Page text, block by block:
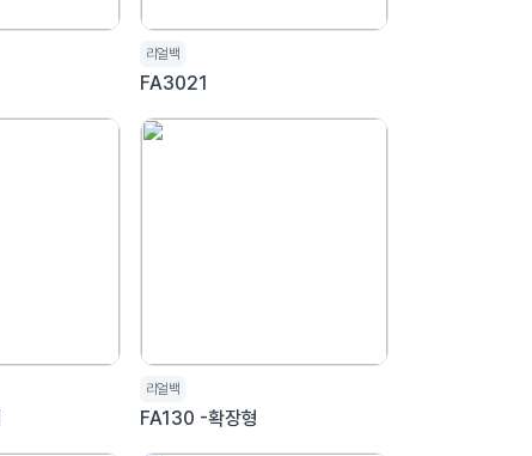
리얼백
FA3021
리얼백
FA130 -확장형